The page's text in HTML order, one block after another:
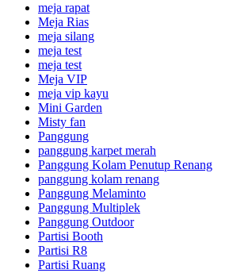
meja rapat
Meja Rias
meja silang
meja test
meja test
Meja VIP
meja vip kayu
Mini Garden
Misty fan
Panggung
panggung karpet merah
Panggung Kolam Penutup Renang
panggung kolam renang
Panggung Melaminto
Panggung Multiplek
Panggung Outdoor
Partisi Booth
Partisi R8
Partisi Ruang